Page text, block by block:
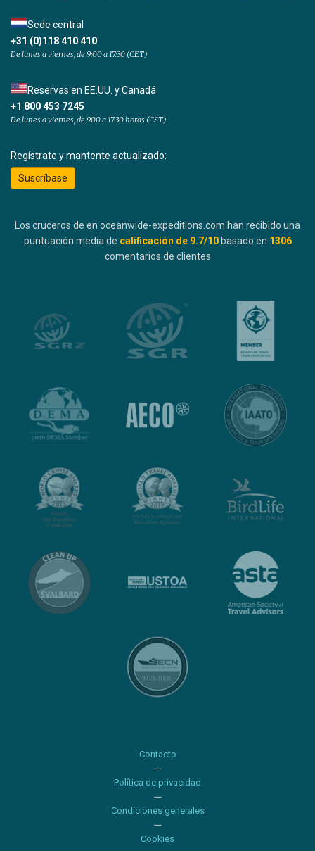
Sede central
+31 (0)118 410 410
De lunes a viernes, de 9:00 a 17:30 (CET)
Reservas en EE.UU. y Canadá
+1 800 453 7245
De lunes a viernes, de 9.00 a 17.30 horas (CST)
Regístrate y mantente actualizado:
Suscríbase
Los cruceros de en oceanwide-expeditions.com han recibido una
puntuación media de calificación de 9.7/10 basado en 1306
comentarios de clientes
Contacto
Política de privacidad
Condiciones generales
Cookies